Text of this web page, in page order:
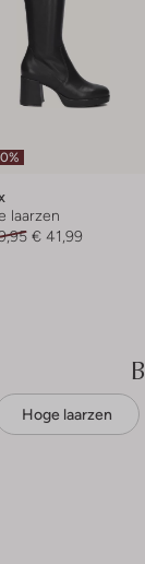
laarzen
€ 41,99
Hoge laarzen